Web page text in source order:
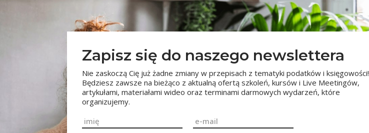
Zapisz się do naszego newslettera
Nie zaskoczą Cię już żadne zmiany w przepisach z tematyki podatków i księgowości!
Będziesz zawsze na bieżąco z aktualną ofertą szkoleń, kursów i Live Meetingów,
artykułami, materiałami wideo oraz terminami darmowych wydarzeń, które
organizujemy.
Imię Email